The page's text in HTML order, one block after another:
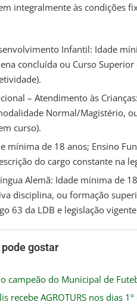
integralmente às condições
Infantil: Idade
concluída ou Curso
– Atendimento às
Normal/Magistério,
curso).
mínima de 18 anos; Ensino
do cargo constante na
Alemã: Idade mínima de
disciplina, ou formação
63 da LDB e legislação
gostar
campeão do Municipal de
recebe AGROTURS nos dias